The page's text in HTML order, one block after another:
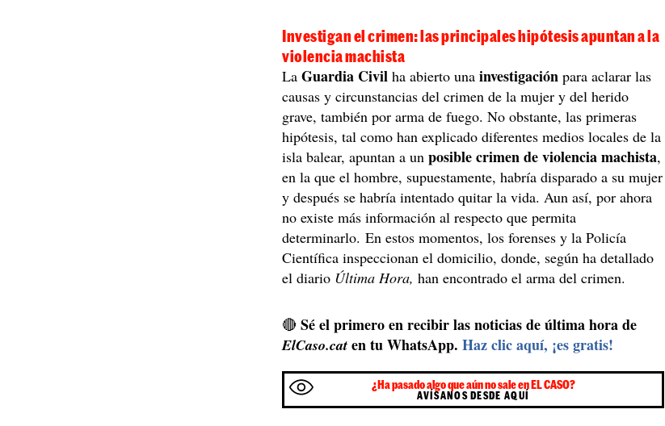
Investigan el crimen: las principales hipótesis apuntan a la
violencia machista
LaGuardia Civilha abierto unainvestigaciónpara aclarar las
causas y circunstancias del crimen de la mujer y del herido
grave, también por arma de fuego. No obstante, las primeras
hipótesis, tal como han explicado diferentes medios locales de la
isla balear, apuntan a unposible crimen de violencia machista,
en la que el hombre, supuestamente, habría disparado a su mujer
y después se habría intentado quitar la vida. Aun así, por ahora
no existe más información al respecto que permita
determinarlo. En estos momentos, los forenses y la Policía
Científica inspeccionan el domicilio, donde, según ha detallado
el diario Última Hora, han encontrado el arma del crimen.
🔴Sé el primero en recibir las noticias de última hora de
ElCaso.cat en tu WhatsApp.Haz clic aquí, ¡es gratis!
¿Ha pasado algo que aún no sale en EL CASO?
AVÍSANOS DESDE AQUÍ